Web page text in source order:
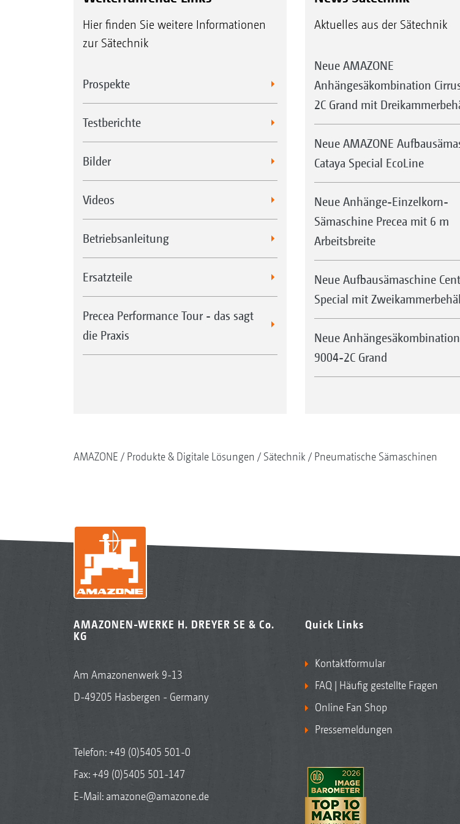
Keilringwalze mit
KWM 600 mm ∅
Matrixreifenprofil einen
Eigenantrieb. Durch ihr
kann die Walze mehr Feinerde
Saatbett produzieren.
Streifenweises
Matrixreifenprofil für
Bessere Krümelung auch
Ruhiger Scharlauf durch
Bei jedem Wetter, ob feucht
Durch den lockeren
Wurzeln atmen können.
Hier finden Sie weitere Informationen
zur Sätechnik
Prospekte
Testberichte
Bilder
Videos
Betriebsanleitung
Ersatzteile
Precea Performance Tour - das sagt
die Praxis
Aktuelles aus der Sätechnik
Neue AMAZONE
Anhängesäkombination
2C Grand mit
Neue AMAZONE
Cataya Special EcoLine
Neue Anhänge-Einzelkorn-
Sämaschine Precea mit 6 m
Arbeitsbreite
Neue Aufbausämaschine
Special mit
Neue
9004-2C Grand
AMAZONE Produkte & Digitale Lösungen Sätechnik Pneumatische Sämaschinen
AMAZONEN-WERKE H. DREYER SE & Co.
KG
Am Amazonenwerk 9-13
D-49205 Hasbergen - Germany
Telefon:+49 (0)5405 501-0
Fax: +49 (0)5405 501-147
E-Mail: amazone@amazone.de
Quick Links
Kontaktformular
FAQ | Häufig gestellte Fragen
Online Fan Shop
Pressemeldungen